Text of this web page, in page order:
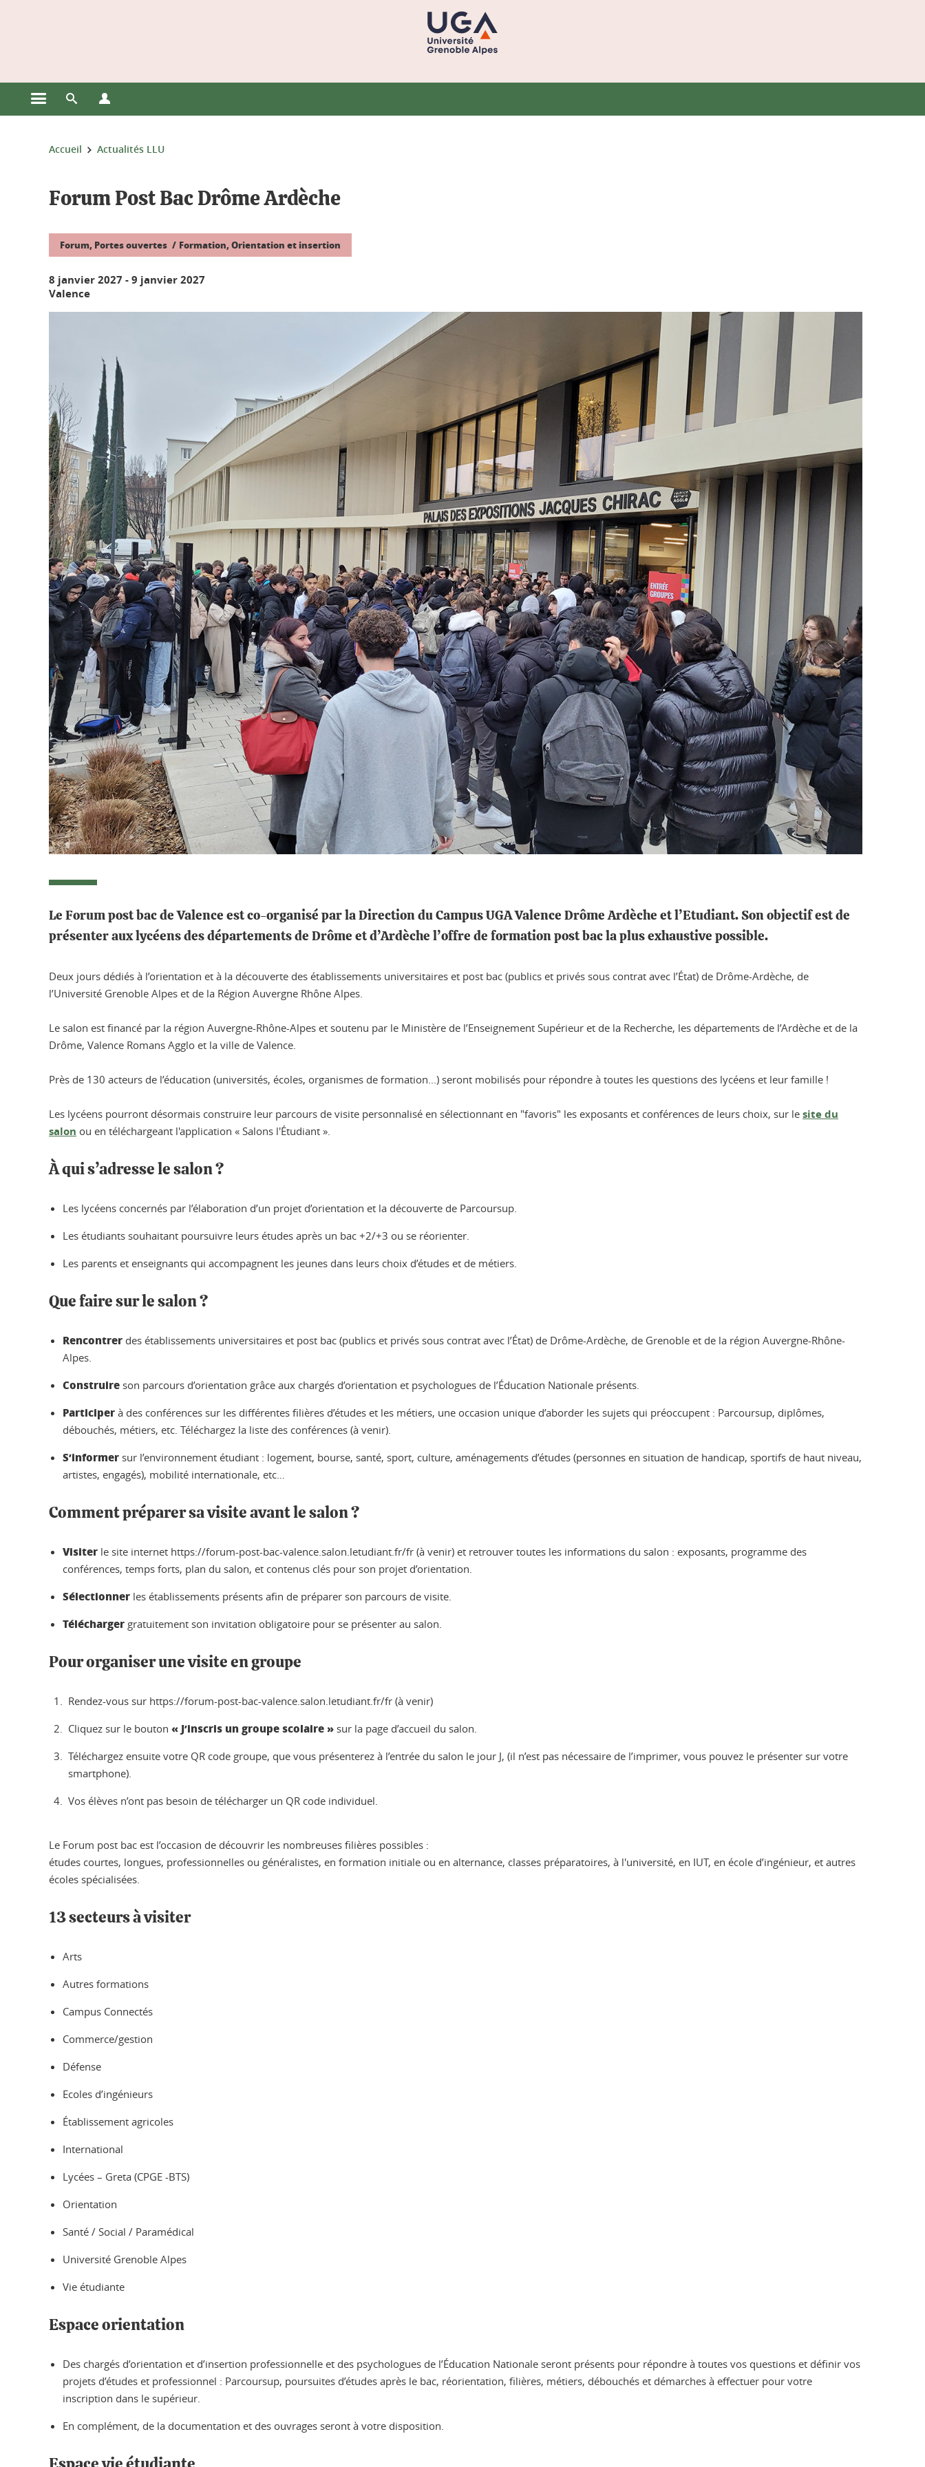
Ouvrir le menu principal
Ouvrir le moteur de recherche
Vous êtes ici :
Accueil Actualités LLU
Forum Post Bac Drôme Ardèche
Forum, Portes ouvertes Formation, Orientation et insertion
8 janvier 2027 -9 janvier 2027
Valence
Le Forum post bac de Valence est co-organisé par la Direction du Campus UGA Valence Drôme Ardèche et l’Etudiant. Son objectif est de
présenter aux lycéens des départements de Drôme et d’Ardèche l’offre de formation post bac la plus exhaustive possible.
Deux jours dédiés à l’orientation et à la découverte des établissements universitaires et post bac (publics et privés sous contrat avec l’État) de Drôme-Ardèche, de
l’Université Grenoble Alpes et de la Région Auvergne Rhône Alpes.
Le salon est financé par la région Auvergne-Rhône-Alpes et soutenu par le Ministère de l’Enseignement Supérieur et de la Recherche, les départements de l’Ardèche et de la
Drôme, Valence Romans Agglo et la ville de Valence.
Près de 130 acteurs de l’éducation (universités, écoles, organismes de formation...) seront mobilisés pour répondre à toutes les questions des lycéens et leur famille !
Les lycéens pourront désormais construire leur parcours de visite personnalisé en sélectionnant en "favoris" les exposants et conférences de leurs choix, sur le site du
salon ou en téléchargeant l'application « Salons l'Étudiant ».
À qui s’adresse le salon ?
Les lycéens concernés par l’élaboration d’un projet d’orientation et la découverte de Parcoursup.
Les étudiants souhaitant poursuivre leurs études après un bac +2/+3 ou se réorienter.
Les parents et enseignants qui accompagnent les jeunes dans leurs choix d’études et de métiers.
Que faire sur le salon ?
Rencontrer des établissements universitaires et post bac (publics et privés sous contrat avec l’État) de Drôme-Ardèche, de Grenoble et de la région Auvergne-Rhône-
Alpes.
Construire son parcours d’orientation grâce aux chargés d’orientation et psychologues de l’Éducation Nationale présents.
Participer à des conférences sur les différentes filières d’études et les métiers, une occasion unique d’aborder les sujets qui préoccupent : Parcoursup, diplômes,
débouchés, métiers, etc. Téléchargez la liste des conférences (à venir).
S’informer sur l’environnement étudiant : logement, bourse, santé, sport, culture, aménagements d’études (personnes en situation de handicap, sportifs de haut niveau,
artistes, engagés), mobilité internationale, etc…
Comment préparer sa visite avant le salon ?
Visiter le site internet https://forum-post-bac-valence.salon.letudiant.fr/fr (à venir) et retrouver toutes les informations du salon : exposants, programme des
conférences, temps forts, plan du salon, et contenus clés pour son projet d’orientation.
Sélectionner les établissements présents afin de préparer son parcours de visite.
Télécharger gratuitement son invitation obligatoire pour se présenter au salon.
Pour organiser une visite en groupe
Rendez-vous sur https://forum-post-bac-valence.salon.letudiant.fr/fr (à venir)
Cliquez sur le bouton « J’inscris un groupe scolaire » sur la page d’accueil du salon.
Téléchargez ensuite votre QR code groupe, que vous présenterez à l’entrée du salon le jour J, (il n’est pas nécessaire de l’imprimer, vous pouvez le présenter sur votre
smartphone).
Vos élèves n’ont pas besoin de télécharger un QR code individuel.
Le Forum post bac est l’occasion de découvrir les nombreuses filières possibles :
études courtes, longues, professionnelles ou généralistes, en formation initiale ou en alternance, classes préparatoires, à l'université, en IUT, en école d’ingénieur, et autres
écoles spécialisées.
13 secteurs à visiter
Arts
Autres formations
Campus Connectés
Commerce/gestion
Défense
Ecoles d’ingénieurs
Établissement agricoles
International
Lycées – Greta (CPGE -BTS)
Orientation
Santé / Social / Paramédical
Université Grenoble Alpes
Vie étudiante
Espace orientation
Des chargés d’orientation et d’insertion professionnelle et des psychologues de l’Éducation Nationale seront présents pour répondre à toutes vos questions et définir vos
projets d’études et professionnel : Parcoursup, poursuites d’études après le bac, réorientation, filières, métiers, débouchés et démarches à effectuer pour votre
inscription dans le supérieur.
En complément, de la documentation et des ouvrages seront à votre disposition.